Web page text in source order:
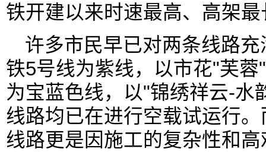
铁开建以来时速最高、高架
许多市民早已对两条线路
铁5号线为紫线，以市花"芙
为宝蓝色线，以"锦绣祥云-水
线路均已在进行空载试运行
线路更是因施工的复杂性和